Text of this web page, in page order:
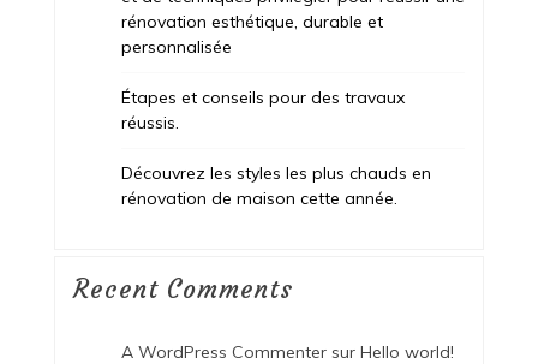
rénovation esthétique, durable et
personnalisée
Étapes et conseils pour des travaux
réussis.
Découvrez les styles les plus chauds en
rénovation de maison cette année.
Recent Comments
A WordPress Commentersur Hello world!